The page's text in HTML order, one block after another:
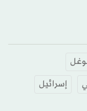
إسرائيل